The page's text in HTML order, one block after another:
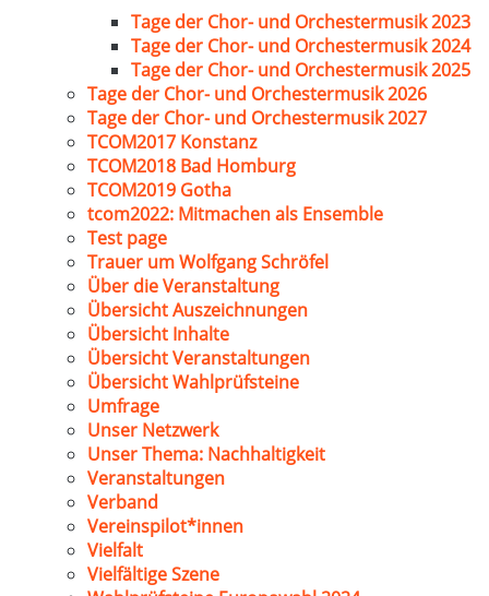
Tage der Chor- und Orchestermusik 2023
Tage der Chor- und Orchestermusik 2024
Tage der Chor- und Orchestermusik 2025
Tage der Chor- und Orchestermusik 2026
Tage der Chor- und Orchestermusik 2027
TCOM2017 Konstanz
TCOM2018 Bad Homburg
TCOM2019 Gotha
tcom2022: Mitmachen als Ensemble
Test page
Trauer um Wolfgang Schröfel
Über die Veranstaltung
Übersicht Auszeichnungen
Übersicht Inhalte
Übersicht Veranstaltungen
Übersicht Wahlprüfsteine
Umfrage
Unser Netzwerk
Unser Thema: Nachhaltigkeit
Veranstaltungen
Verband
Vereinspilot*innen
Vielfalt
Vielfältige Szene